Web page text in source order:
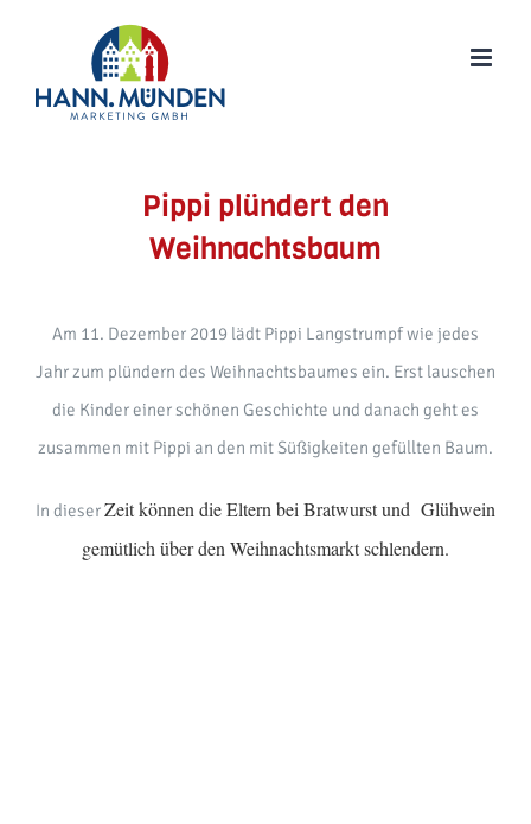
springen
Pippi plündert den
Weihnachtsbaum
Am 11. Dezember 2019 lädt Pippi Langstrumpf wie jedes
Jahr zum plündern des Weihnachtsbaumes ein. Erst lauschen
die Kinder einer schönen Geschichte und danach geht es
zusammen mit Pippi an den mit Süßigkeiten gefüllten Baum.
In dieserZeit können die Eltern bei Bratwurst und Glühwein
gemütlich über den Weihnachtsmarkt schlendern.